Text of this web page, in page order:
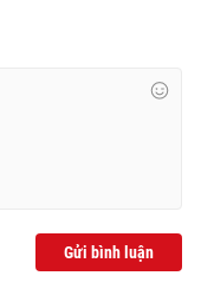
Gửi bình luận